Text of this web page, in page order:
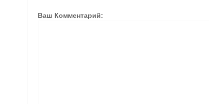
Ваш Комментарий: